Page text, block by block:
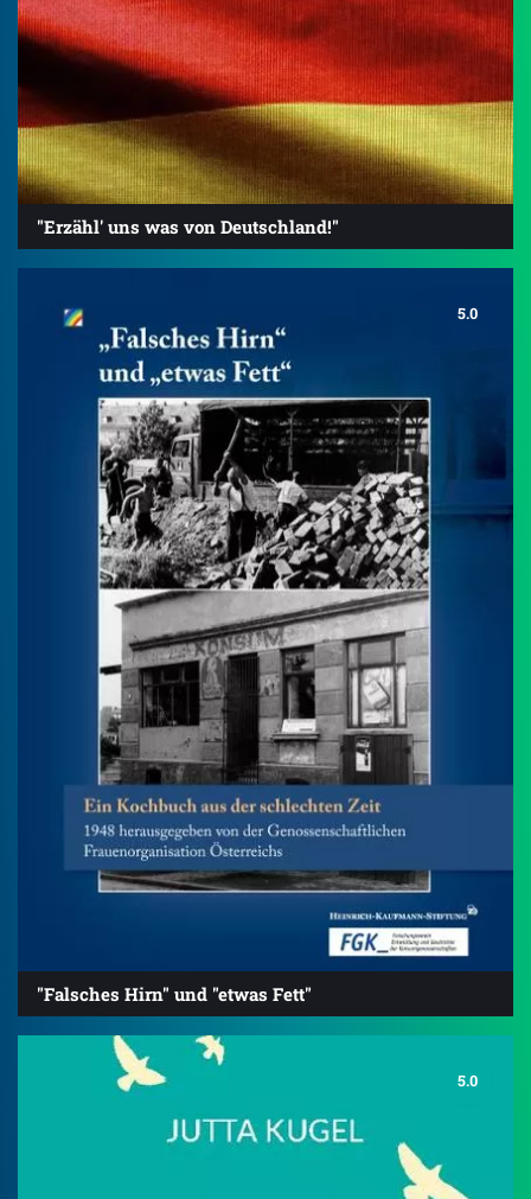
"Erzähl' uns was von Deutschland!"
5.0
"Falsches Hirn" und "etwas Fett"
5.0